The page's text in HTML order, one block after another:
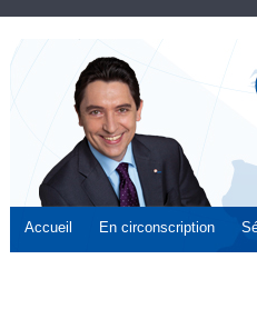
Accueil En circonscription